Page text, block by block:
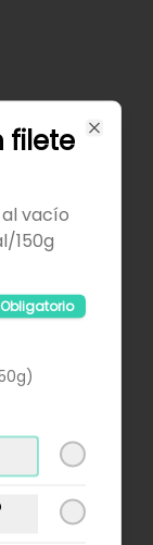
filete
vacío
150g
Obligatorio